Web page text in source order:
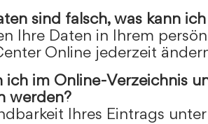
sind falsch, was kann
Ihre Daten in Ihrem
Online jederzeit
ich im Online-Verzeichnis
werden?
Ihres Eintrags